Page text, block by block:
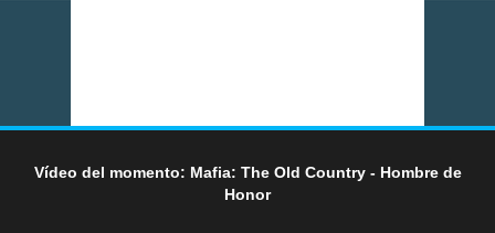
Vídeo del momento: Mafia: The Old Country - Hombre de
Honor